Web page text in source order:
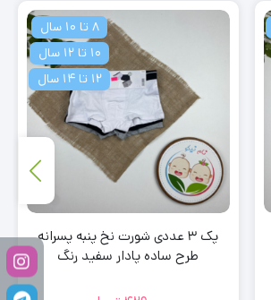
8 تا 10 سال
10 تا 12 سال
12 تا 14 سال
پک 3 عددی شورت نخ پنبه پسرانه
طرح ساده پادار سفید رنگ